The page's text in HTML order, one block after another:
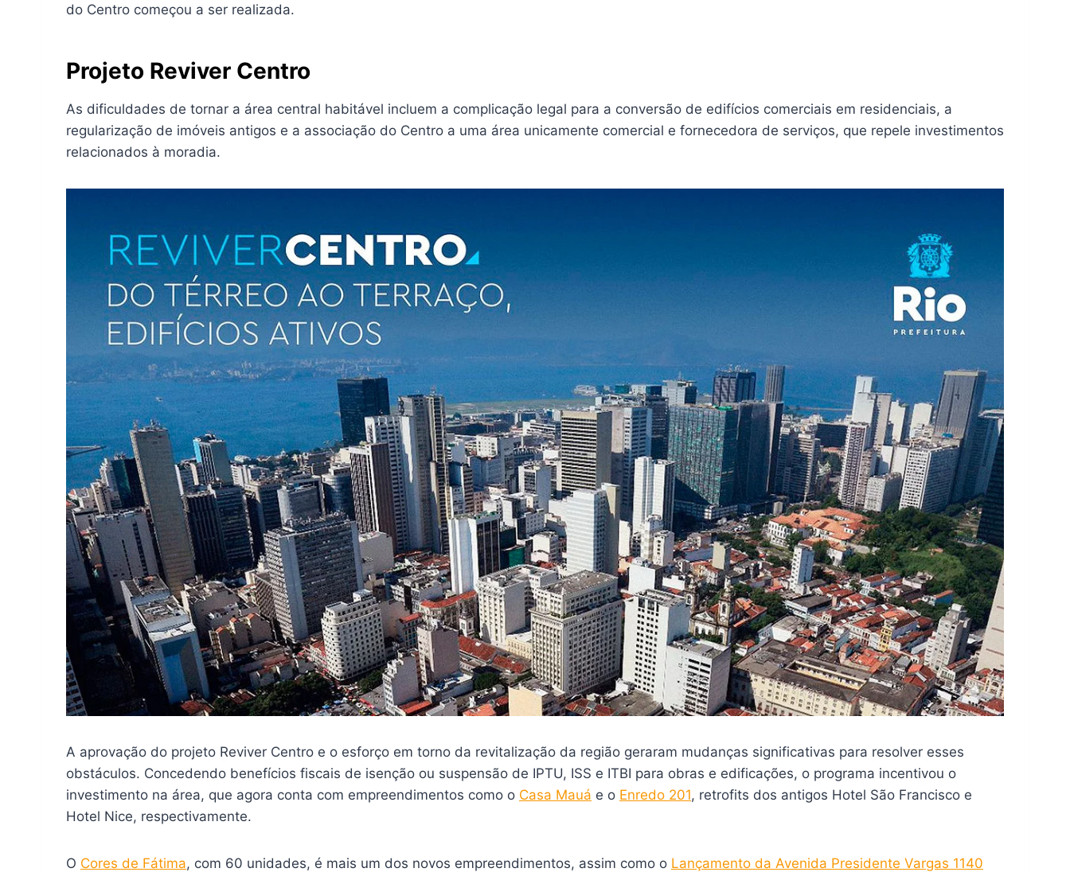
do Centro começou a ser realizada.
Projeto Reviver Centro
As dificuldades de tornar a área central habitável incluem a complicação legal para a conversão de edifícios comerciais em residenciais, a
regularização de imóveis antigos e a associação do Centro a uma área unicamente comercial e fornecedora de serviços, que repele investimentos
relacionados à moradia.
A aprovação do projeto Reviver Centro e o esforço em torno da revitalização da região geraram mudanças significativas para resolver esses
obstáculos. Concedendo benefícios fiscais de isenção ou suspensão de IPTU, ISS e ITBI para obras e edificações, o programa incentivou o
investimento na área, que agora conta com empreendimentos como o Casa Mauá e o Enredo 201, retrofits dos antigos Hotel São Francisco e
Hotel Nice, respectivamente.
O Cores de Fátima, com 60 unidades, é mais um dos novos empreendimentos, assim como o Lançamento da Avenida Presidente Vargas 1140